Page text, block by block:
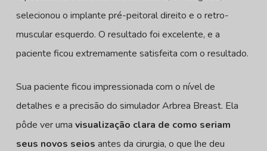
selecionou o implante pré-peitoral direito e o retro-
muscular esquerdo. O resultado foi excelente, e a
paciente ficou extremamente satisfeita com o resultado.
Sua paciente ficou impressionada com o nível de
detalhes e a precisão do simulador Arbrea Breast. Ela
pôde ver uma visualização clara de como seriam
seus novos seios antes da cirurgia, o que lhe deu